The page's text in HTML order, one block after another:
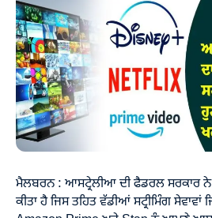
ਮੈਲਬਰਨ : ਆਸਟ੍ਰੇਲੀਆ ਦੀ ਫੈਡਰਲ ਸਰਕਾਰ
ਕੀਤਾ ਹੈ ਜਿਸ ਤਹਿਤ ਵੱਡੀਆਂ ਸਟ੍ਰੀਮਿੰਗ